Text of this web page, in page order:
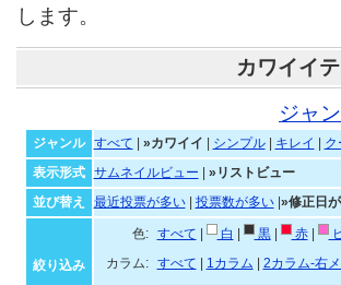
します。
カワイイ
ジャ
ジャンル すべて »カワイイ シンプル| キレイ ク
表示形式
サムネイルビュー
»リストビュー
並び替え
最近投票が多い| 投票数が多い| »修正日
絞り込み
色: すべて 白 黒| 赤|
カラム:
すべて 1カラム 2カラム-右